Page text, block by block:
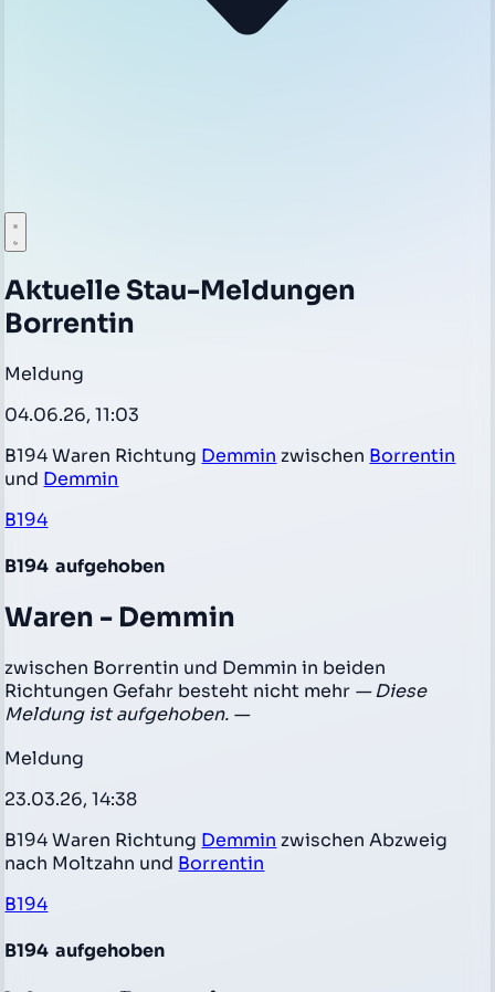
Aktuelle Stau-Meldungen
Borrentin
Meldung
04.06.26, 11:03
B194 Waren Richtung Demmin zwischen Borrentin
und Demmin
B194
B194 aufgehoben
Waren - Demmin
zwischen Borrentin und Demmin in beiden
Richtungen Gefahr besteht nicht mehr — Diese
Meldung ist aufgehoben. —
Meldung
23.03.26, 14:38
B194 Waren Richtung Demmin zwischen Abzweig
nach Moltzahn und Borrentin
B194
B194 aufgehoben